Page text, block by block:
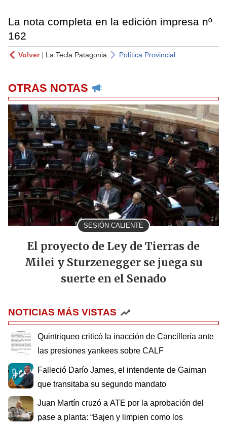
La nota completa en la edición impresa nº
162
Volver| La Tecla Patagonia Política Provincial
OTRAS NOTAS
SESIÓN CALIENTE
El proyecto de Ley de Tierras de
Milei y Sturzenegger se juega su
suerte en el Senado
NOTICIAS MÁS VISTAS
Quintriqueo criticó la inacción de Cancillería ante
las presiones yankees sobre CALF
Falleció Darío James, el intendente de Gaiman
que transitaba su segundo mandato
Juan Martín cruzó a ATE por la aprobación del
pase a planta: “Bajen y limpien como los